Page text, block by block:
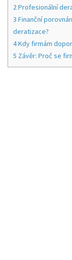
2Profesionální
3 Finanční
deratizace?
4Kdy firmám
5 Závěr: Proč se